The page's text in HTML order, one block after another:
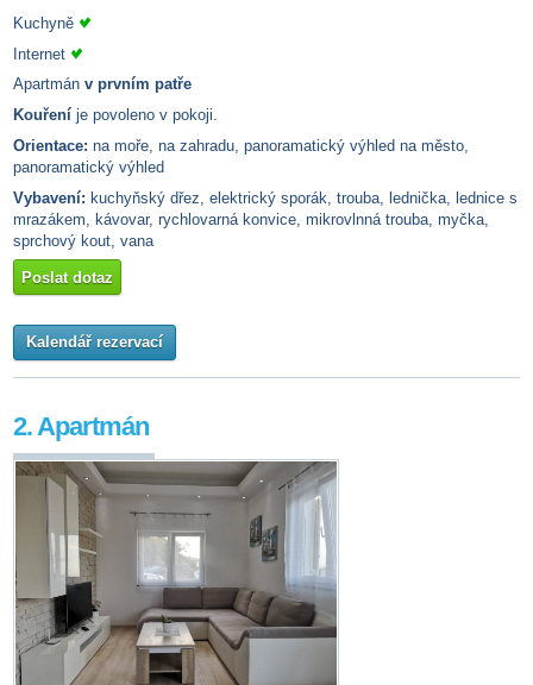
Kuchyně
Internet
Apartmán v prvním patře
Kouření je povoleno v pokoji.
Orientace: na moře, na zahradu, panoramatický výhled na město,
panoramatický výhled
Vybavení: kuchyňský dřez, elektrický sporák, trouba, lednička, lednice s
mrazákem, kávovar, rychlovarná konvice, mikrovlnná trouba, myčka,
sprchový kout, vana
Poslat dotaz
Kalendář rezervací
2. Apartmán